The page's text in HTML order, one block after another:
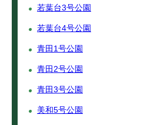
若葉台3号公園
若葉台4号公園
青田1号公園
青田2号公園
青田3号公園
美和5号公園